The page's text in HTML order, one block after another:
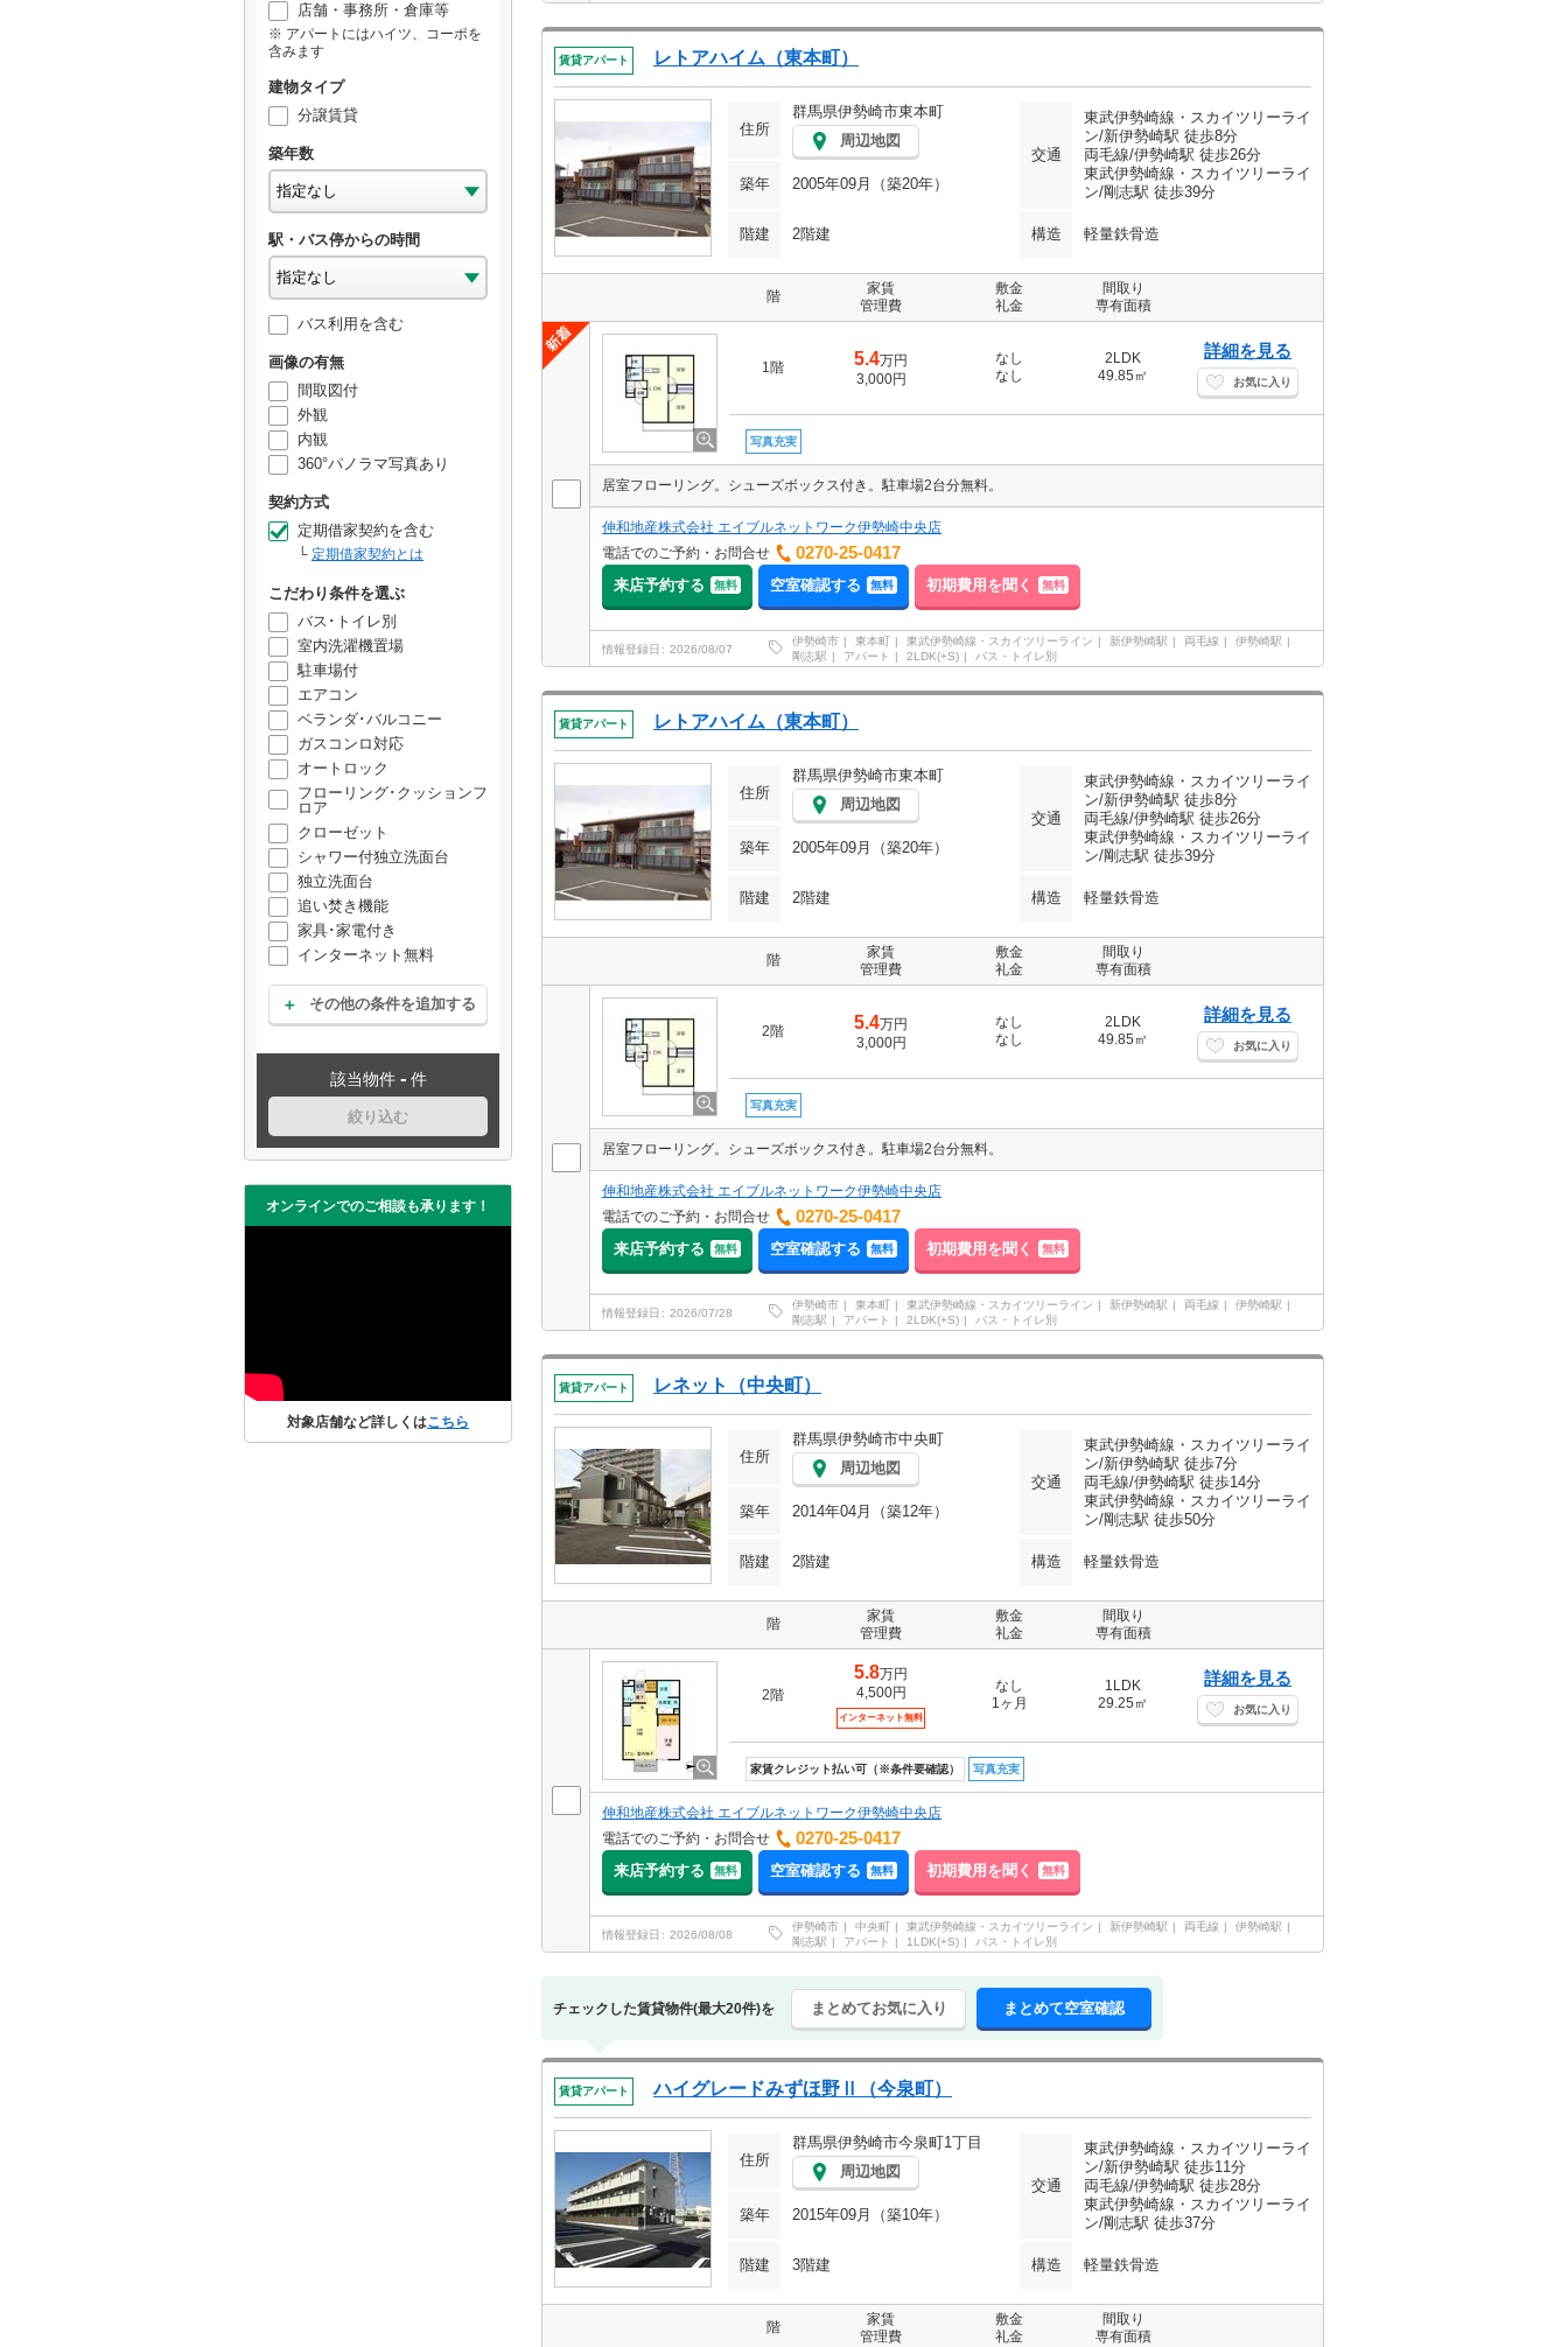
店舗・事務所・倉庫等
アパートにはハイツ、コーポを
含みます
建物タイプ
分譲賃貸
築年数
駅・バス停からの時間
バス利用を含む
画像の有無
間取図付
外観
内観
360°パノラマ写真あり
契約方式
定期借家契約を含む
定期借家契約とは
こだわり条件を選ぶ
バス･トイレ別
室内洗濯機置場
駐車場付
エアコン
ベランダ･バルコニー
ガスコンロ対応
オートロック
フローリング･クッションフ
ロア
クローゼット
シャワー付独立洗面台
独立洗面台
追い焚き機能
家具･家電付き
インターネット無料
その他の条件を追加する
該当物件 - 件
絞り込む
オンラインでのご相談も承ります！
対象店舗など詳しくはこちら
賃貸アパート レトアハイム（東本町）
住所
群馬県伊勢崎市東本町
周辺地図
交通
東武伊勢崎線・スカイツリーライ
ン/新伊勢崎駅 徒歩8分
両毛線/伊勢崎駅 徒歩26分
東武伊勢崎線・スカイツリーライ
ン/剛志駅 徒歩39分
築年 2005年09月（築20年）
階建 2階建 構造 軽量鉄骨造
階
家賃
管理費
敷金
礼金
間取り
専有面積
1階 5.4万円
3,000円
なし
なし
2LDK
49.85㎡
詳細を見る
お気に入り
写真充実
居室フローリング。シューズボックス付き。駐車場2台分無料。
伸和地産株式会社 エイブルネットワーク伊勢崎中央店
電話でのご予約・お問合せ
0270-25-0417
来店予約する 無料 空室確認する 無料 初期費用を聞く 無料
情報登録日 2026/08/07
伊勢崎市 東本町 東武伊勢崎線・スカイツリーライン 新伊勢崎駅 両毛線
伊勢崎駅
剛志駅
アパート 2LDK(+S) バス・トイレ別
賃貸アパート レトアハイム（東本町）
住所
群馬県伊勢崎市東本町
周辺地図
交通
東武伊勢崎線・スカイツリーライ
ン/新伊勢崎駅 徒歩8分
両毛線/伊勢崎駅 徒歩26分
東武伊勢崎線・スカイツリーライ
ン/剛志駅 徒歩39分
築年 2005年09月（築20年）
階建 2階建 構造 軽量鉄骨造
階
家賃
管理費
敷金
礼金
間取り
専有面積
2階 5.4万円
3,000円
なし
なし
2LDK
49.85㎡
詳細を見る
お気に入り
写真充実
居室フローリング。シューズボックス付き。駐車場2台分無料。
伸和地産株式会社 エイブルネットワーク伊勢崎中央店
電話でのご予約・お問合せ
0270-25-0417
来店予約する 無料 空室確認する 無料 初期費用を聞く 無料
情報登録日 2026/07/28
伊勢崎市 東本町 東武伊勢崎線・スカイツリーライン 新伊勢崎駅 両毛線
伊勢崎駅
剛志駅
アパート 2LDK(+S) バス・トイレ別
賃貸アパート レネット（中央町）
住所
群馬県伊勢崎市中央町
周辺地図
交通
東武伊勢崎線・スカイツリーライ
ン/新伊勢崎駅 徒歩7分
両毛線/伊勢崎駅 徒歩14分
東武伊勢崎線・スカイツリーライ
ン/剛志駅 徒歩50分
築年 2014年04月（築12年）
階建 2階建 構造 軽量鉄骨造
階
家賃
管理費
敷金
礼金
間取り
専有面積
2階
5.8万円
4,500円
インターネット無料
なし
1ヶ月
1LDK
29.25㎡
詳細を見る
お気に入り
家賃クレジット払い可（※条件要確認） 写真充実
伸和地産株式会社 エイブルネットワーク伊勢崎中央店
電話でのご予約・お問合せ
0270-25-0417
来店予約する 無料 空室確認する 無料 初期費用を聞く 無料
情報登録日 2026/08/08
伊勢崎市 中央町 東武伊勢崎線・スカイツリーライン 新伊勢崎駅 両毛線
伊勢崎駅
剛志駅
アパート 1LDK(+S) バス・トイレ別
チェックした賃貸物件(最大20件)を まとめてお気に入り まとめて空室確認
賃貸アパート ハイグレードみずほ野Ⅱ（今泉町）
住所
群馬県伊勢崎市今泉町1丁目
周辺地図
交通
東武伊勢崎線・スカイツリーライ
ン/新伊勢崎駅 徒歩11分
両毛線/伊勢崎駅 徒歩28分
東武伊勢崎線・スカイツリーライ
ン/剛志駅 徒歩37分
築年 2015年09月（築10年）
階建 3階建 構造 軽量鉄骨造
階
家賃
管理費
敷金
礼金
間取り
専有面積